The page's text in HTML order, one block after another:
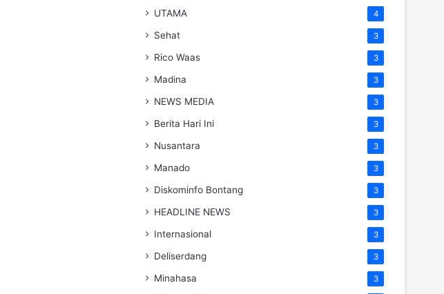
UTAMA 4
Sehat 3
Rico Waas 3
Madina 3
NEWS MEDIA 3
Berita Hari Ini 3
Nusantara 3
Manado 3
Diskominfo Bontang 3
HEADLINE NEWS 3
Internasional 3
Deliserdang 3
Minahasa 3